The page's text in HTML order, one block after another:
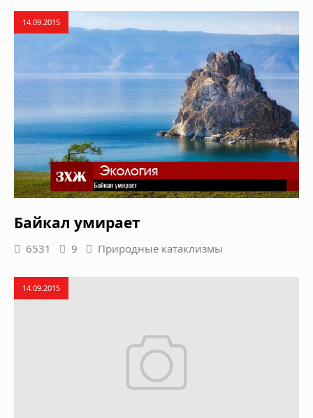
14.09.2015
Байкал умирает
6531 9 Природные катаклизмы
14.09.2015